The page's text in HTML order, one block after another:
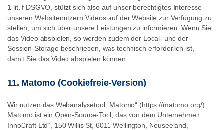
1 lit. f DSGVO, stützt sich also auf unser berechtigtes Interesse
unseren Websitenutzern Videos auf der Website zur Verfügung zu
stellen, um sich über unsere Leistungen zu informieren. Wenn Sie
das Video abspielen, so werden zudem der Local- und der
Session-Storage beschrieben, was technisch erforderlich ist,
damit Sie das Video abspielen können.
11. Matomo (Cookiefreie-Version)
Wir nutzen das Webanalysetool „Matomo“ (https://matomo.org/).
Matomo ist ein Open-Source-Tool, das von dem Unternehmen
InnoCraft Ltd“, 150 Willis St, 6011 Wellington, Neuseeland,